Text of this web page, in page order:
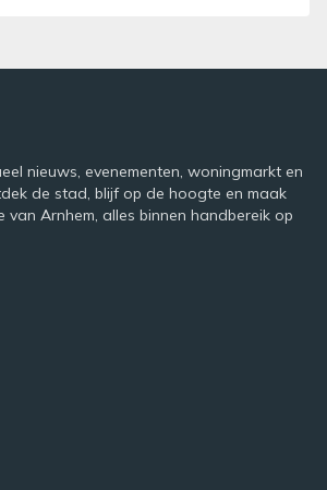
nieuws, evenementen, woningmarkt en
de stad, blijf op de hoogte en maak
van Arnhem, alles binnen handbereik op